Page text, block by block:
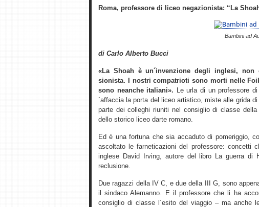
Roma, professore di liceo negazionista: “La
Bambini ad
di Carlo Alberto Bucci
«La Shoah è un´invenzione degli inglesi,
sionista. I nostri compatrioti sono morti nelle
sono neanche italiani». Le urla di un professore
´affaccia la porta del liceo artistico, miste alle grida
parte dei colleghi riuniti nel consiglio di classe
dello storico liceo darte romano.
Ed è una fortuna che sia accaduto di pomeriggio,
ascoltato le farneticazioni del professore: concetti
inglese David Irving, autore del libro La guerra di
reclusione.
Due ragazzi della IV C, e due della III G, sono
il sindaco Alemanno. E il professore che li ha
consiglio di classe l´esito del viaggio – ma anche